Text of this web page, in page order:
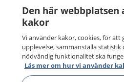
Den här webbplatsen
kakor
Vi använder kakor, cookies, för att
upplevelse, sammanställa statistik
nödvändig funktionalitet ska
Läs mer om hur vi använder